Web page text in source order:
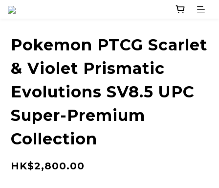
Pokemon PTCG Scarlet
& Violet Prismatic
Evolutions SV8.5 UPC
Super-Premium
Collection
HK$2,800.00